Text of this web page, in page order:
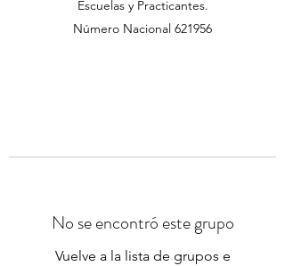
Escuelas y Practicantes.
Número Nacional 621956
No se encontró este grupo
Vuelve a la lista de grupos e